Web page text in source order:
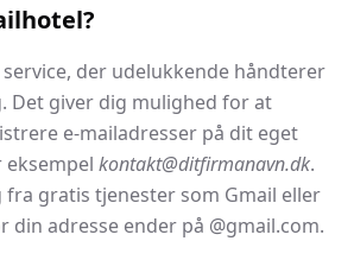
der udelukkende håndterer
Det giver dig mulighed for at
e-mailadresser på dit eget
kontakt@ditfirmanavn.dk.
fra gratis tjenester som Gmail eller
din adresse ender på @gmail.com.